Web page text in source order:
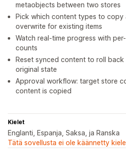
metaobjects between two stores
Pick which content types to
overwrite for existing items
Watch real-time progress with
counts
Reset synced content to roll
original state
Approval workflow: target store
content is copied
Kielet
Englanti, Espanja, Saksa, ja Ranska
Tätä sovellusta ei ole käännetty